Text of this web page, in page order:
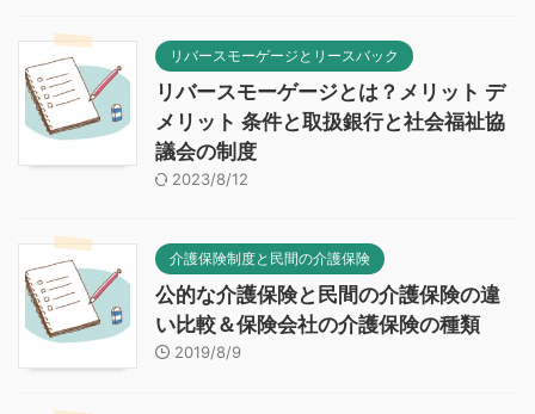
リバースモーゲージとリースバック
リバースモーゲージとは？メリット デ
メリット 条件と取扱銀行と社会福祉協
議会の制度
2023/8/12
介護保険制度と民間の介護保険
公的な介護保険と民間の介護保険の違
い比較＆保険会社の介護保険の種類
2019/8/9